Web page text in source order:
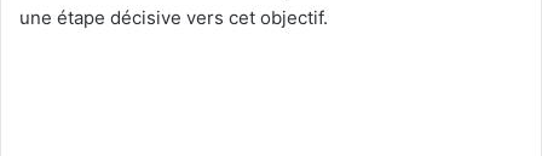
une étape décisive vers cet objectif.